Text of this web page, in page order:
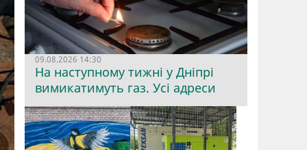
09.08.2026 14:30
На наступному тижні у Дніпрі
вимикатимуть газ. Усі адреси